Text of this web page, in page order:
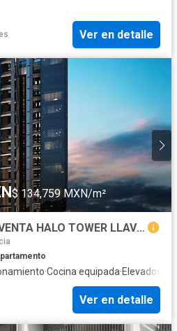
Ver en detalle
$ 134,759 MXN/m²
DEPARTAMENTOS EN VENTA HALO TOWER LLAVE EN MANO, CENTRITO VALLE
·Cocina equipada·Elevador
Ver en detalle